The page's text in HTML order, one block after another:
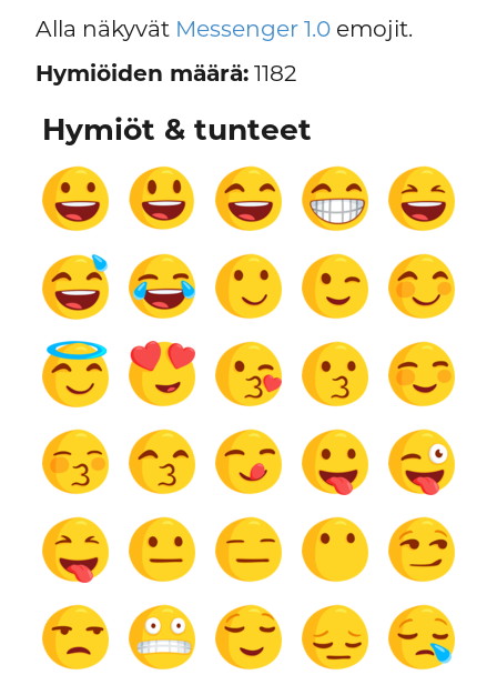
Alla näkyvät Messenger 1.0emojit.
Hymiöiden määrä:1182
Hymiöt & tunteet